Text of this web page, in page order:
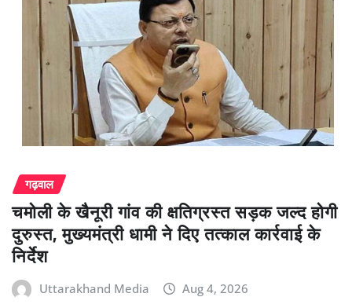
गढ़वाल
चमोली के खैनूरी गांव की क्षतिग्रस्त सड़क जल्द होगी
दुरुस्त, मुख्यमंत्री धामी ने दिए तत्काल कार्रवाई के
निर्देश
Uttarakhand Media Aug 4, 2026